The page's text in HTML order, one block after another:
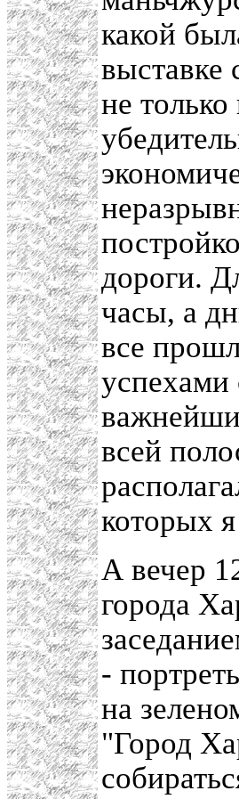
какой
выставке
не
дороги.
часы, а
все
успехами
всей
которых
А вечер
города
-
на
"Город